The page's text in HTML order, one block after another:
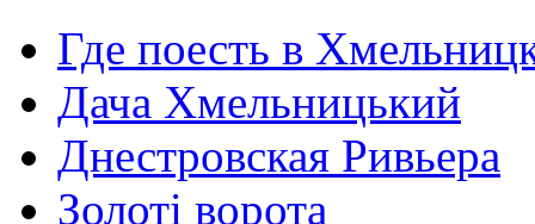
Где поесть в
Дача Хмельницький
Днестровская Ривьера
Золоті ворота